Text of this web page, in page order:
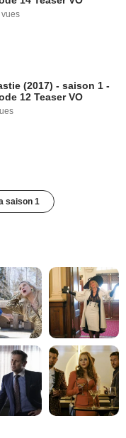
vues
(2017) - saison 1 -
12 Teaser VO
saison 1